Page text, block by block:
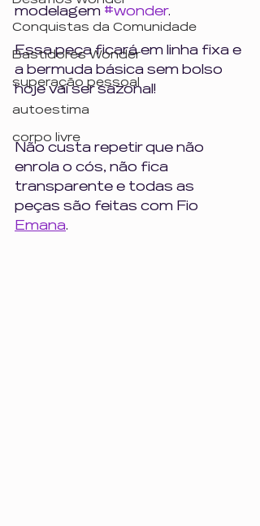
Conquistas da Comunidade
Bastidores Wonder
superação pessoal
autoestima
corpo livre
modelagem #wonder.
Essa peça ficará em linha fixa e
a bermuda básica sem bolso
hoje vai ser sazonal!
Não custa repetir que não
enrola o cós, não fica
transparente e todas as
peças são feitas com Fio
Emana.